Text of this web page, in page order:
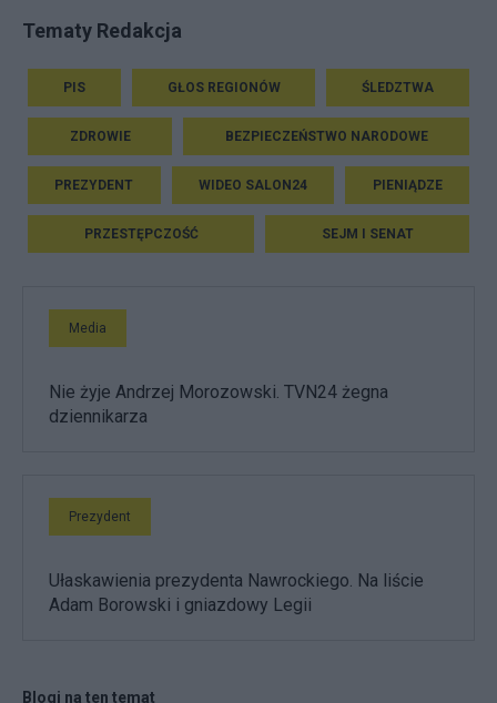
Tematy Redakcja
PIS GŁOS REGIONÓW ŚLEDZTWA
ZDROWIE BEZPIECZEŃSTWO NARODOWE
PREZYDENT WIDEO SALON24 PIENIĄDZE
PRZESTĘPCZOŚĆ SEJM I SENAT
Media
Nie żyje Andrzej Morozowski. TVN24 żegna
dziennikarza
Prezydent
Ułaskawienia prezydenta Nawrockiego. Na liście
Adam Borowski i gniazdowy Legii
Blogi na ten temat